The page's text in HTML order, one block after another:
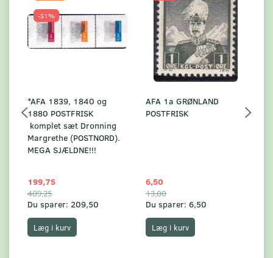
-51%
*AFA 1839, 1840 og
1880 POSTFRISK
komplet sæt Dronning
Margrethe (POSTNORD).
MEGA SJÆLDNE!!!
199,75
409,25
Du sparer: 209,50
Læg i kurv
AFA 1a GRØNLAND
POSTFRISK
6,50
13,00
Du sparer: 6,50
Læg i kurv